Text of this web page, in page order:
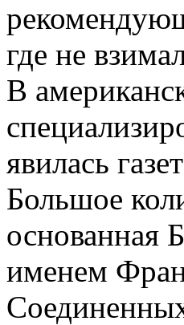
где не
В
явилась
Большое
основанная
именем